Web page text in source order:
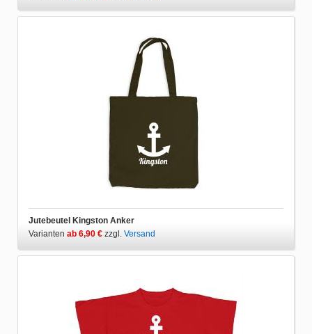
Jutebeutel Kingston Anker
Varianten ab 6,90 € zzgl. Versand